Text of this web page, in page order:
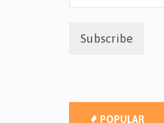
POPULAR